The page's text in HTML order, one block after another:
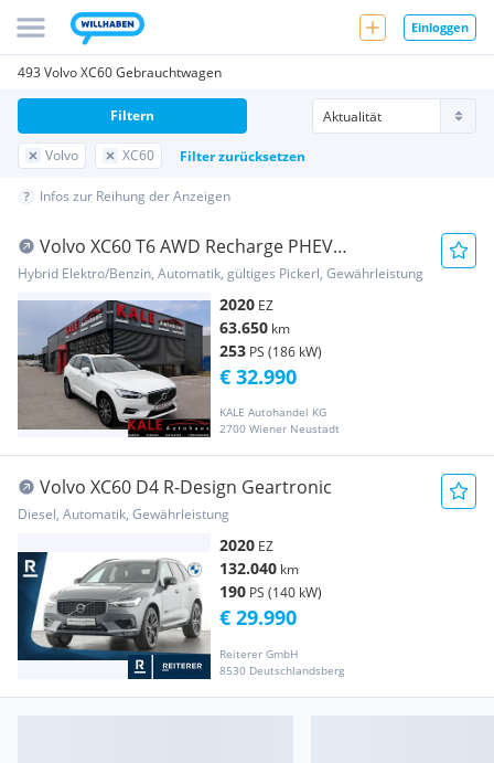
Einloggen
493 Volvo XC60 Gebrauchtwagen
Volvo XC60 Filter zurücksetzen
Filtern
Infos zur Reihung der Anzeigen
Volvo XC60 T6 AWD Recharge PHEV
Inscription Geartroni...
Hybrid Elektro/Benzin, Automatik, gültiges Pickerl, Gewährleistung
2020 EZ
63.650 km
253 PS (186 kW)
KALE Autohandel KG
2700 Wiener Neustadt
€ 32.990
Volvo XC60 D4 R-Design Geartronic
Diesel, Automatik, Gewährleistung
2020 EZ
132.040 km
190 PS (140 kW)
Reiterer GmbH
8530 Deutschlandsberg
€ 29.990